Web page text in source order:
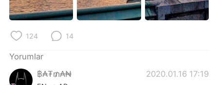
124 14
Yorumlar
฿₳₮₥₳₦
2020.01.16 17:19